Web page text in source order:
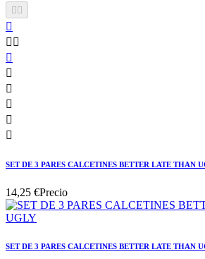
 

 






SET DE 3 PARES CALCETINES BETTER LATE THAN
14,25 €Precio
SET DE 3 PARES CALCETINES BETTER LATE THAN